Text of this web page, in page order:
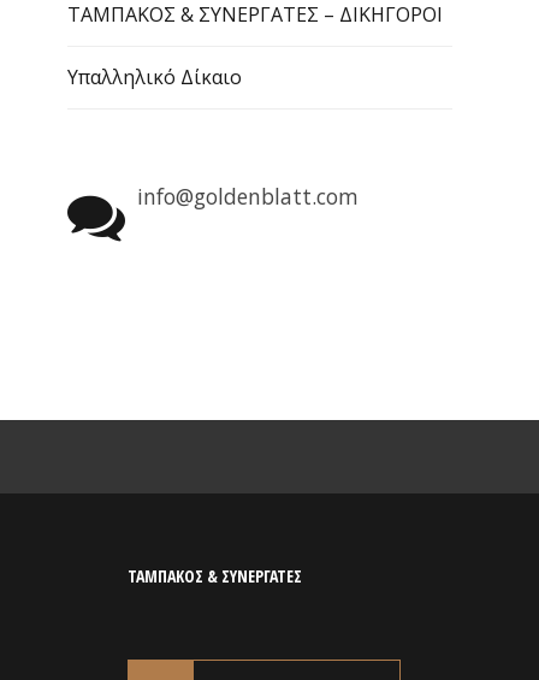
ΤΑΜΠΑΚΟΣ & ΣΥΝΕΡΓΑΤΕΣ – ΔΙΚΗΓΟΡΟΙ
Υπαλληλικό Δίκαιο
info@goldenblatt.com
ΤΑΜΠΑΚΟΣ & ΣΥΝΕΡΓΑΤΕΣ